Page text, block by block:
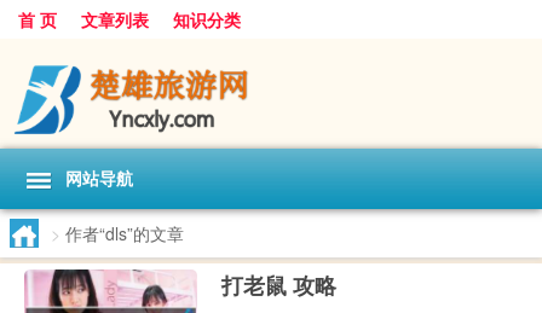
首 页 文章列表 知识分类
网站导航
> 作者“dls”的文章
打老鼠 攻略